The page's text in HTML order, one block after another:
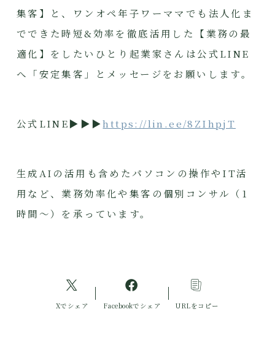
集客】と、ワンオペ年子ワーママでも法人化ま
でできた時短&効率を徹底活用した【業務の最
適化】をしたいひとり起業家さんは公式LINE
へ「安定集客」とメッセージをお願いします。
公式LINE▶▶▶https://lin.ee/8ZIhpjT
生成AIの活用も含めたパソコンの操作やIT活
用など、業務効率化や集客の個別コンサル（1
時間～）を承っています。
Xでシェア Facebookでシェア URLをコピー